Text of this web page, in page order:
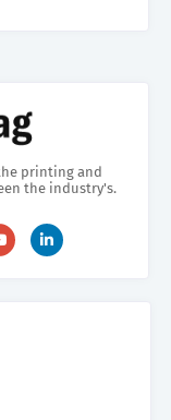
printing and
the industry's.